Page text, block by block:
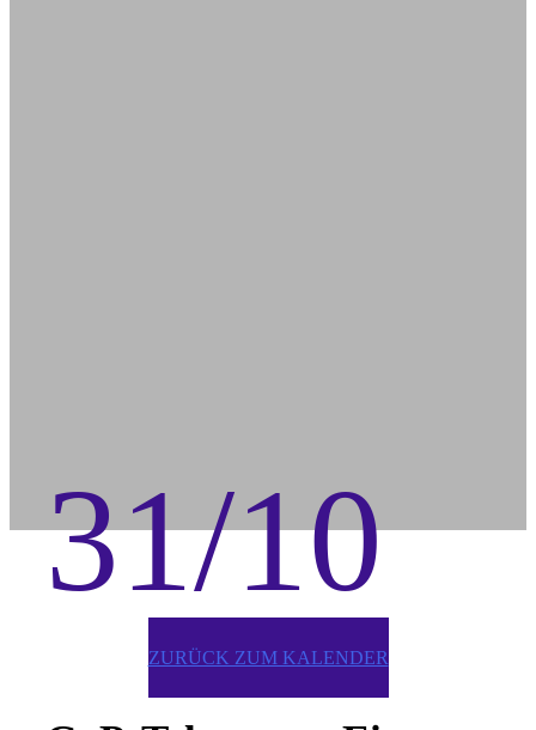
31/10
ZURÜCK ZUM KALENDER